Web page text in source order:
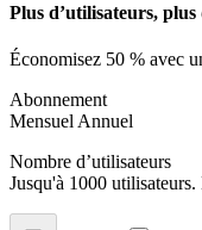
Plus d’utilisateurs,
Économisez 50 % avec
Abonnement
Mensuel Annuel
Nombre d’utilisateurs
Jusqu'à 1000